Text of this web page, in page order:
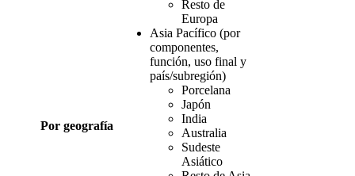
Por geografía
Resto de
Europa
Asia Pacífico (por
componentes,
función, uso final y
país/subregión)
Porcelana
Japón
India
Australia
Sudeste
Asiático